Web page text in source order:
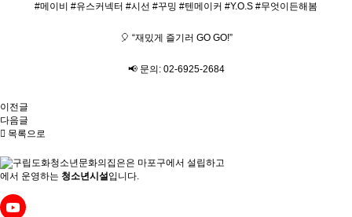
#메이비 #유스커넥터 #시선 #꾸밍 #텐메이커 #Y.O.S #무엇이든해봄
🎈 “재밌게 즐기러 GO GO!”
📢 문의: 02-6925-2684
이전글
다음글
목록으로
은 마포구에서 설립하고
에서 운영하는 청소년시설입니다.